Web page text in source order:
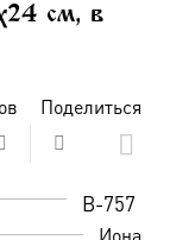
см, в
Поделиться
B-757
Иона